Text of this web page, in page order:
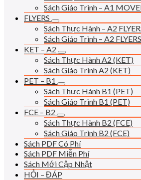
Sách Giáo Trình – A1
FLYERS
Sách Thực Hành – A2
Sách Giáo Trình – A2 FLYERS
KET – A2
Sách Thực Hành A2 (KET)
Sách Giáo Trình A2 (KET)
PET – B1
Sách Thực Hành B1 (PET)
Sách Giáo Trình B1 (PET)
FCE – B2
Sách Thực Hành B2 (FCE)
Sách Giáo Trình B2 (FCE)
Sách PDF Có Phí
Sách PDF Miễn Phí
Sách Mới Cập Nhật
HỎI – ĐÁP